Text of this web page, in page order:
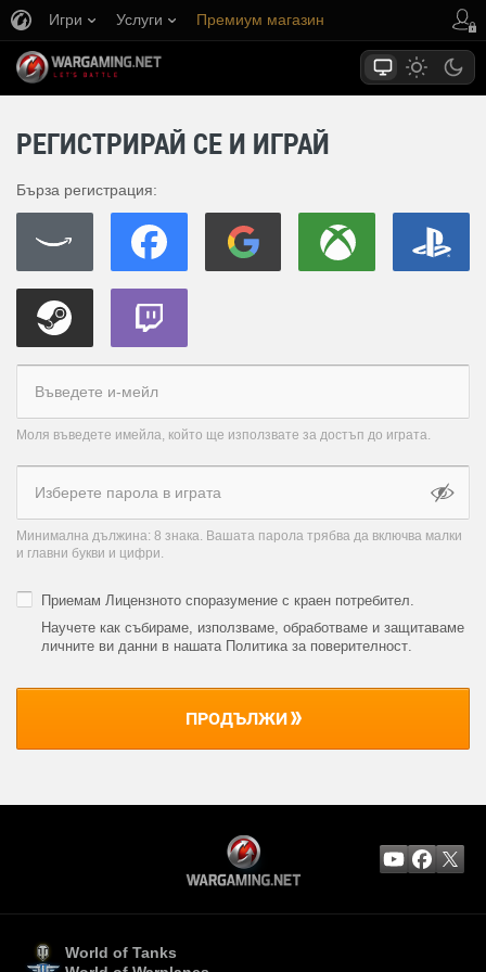
Игри Услуги Премиум магазин
РЕГИСТРИРАЙ СЕ И ИГРАЙ
Бърза регистрация:
Моля въведете имейла, който ще използвате за достъп до играта.
Минимална дължина: 8 знака. Вашата парола трябва да включва малки
и главни букви и цифри.
Приемам Лицензното споразумение с краен потребител.
Научете как събираме, използваме, обработваме и защитаваме
личните ви данни в нашата Политика за поверителност.
ПРОДЪЛЖИ
World of Tanks